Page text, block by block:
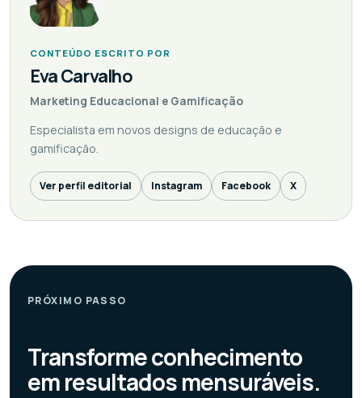
CONTEÚDO ESCRITO POR
Eva Carvalho
Marketing Educacional e Gamificação
Especialista em novos designs de educação e
gamificação.
Ver perfil editorial Instagram Facebook X
PRÓXIMO PASSO
Transforme conhecimento
em resultados mensuráveis.